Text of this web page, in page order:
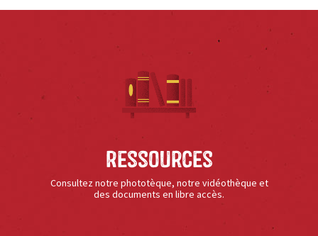
Ressources
Consultez notre phototèque, notre vidéothèque et
des documents en libre accès.